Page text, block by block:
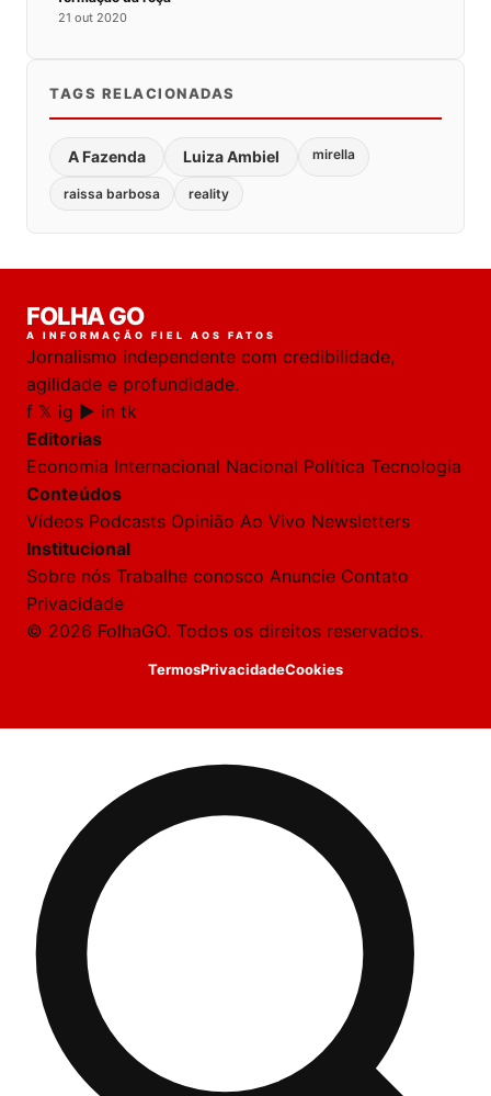
21 out 2020
TAGS RELACIONADAS
A Fazenda Luiza Ambiel mirella
raissa barbosa reality
FOLHA GO
A INFORMAÇÃO FIEL AOS FATOS
Jornalismo independente com credibilidade,
agilidade e profundidade.
f 𝕏 ig ▶ in tk
Editorias
Economia Internacional Nacional Política Tecnologia
Conteúdos
Vídeos Podcasts Opinião Ao Vivo Newsletters
Institucional
Sobre nós Trabalhe conosco Anuncie Contato
Privacidade
© 2026 FolhaGO. Todos os direitos reservados.
TermosPrivacidadeCookies